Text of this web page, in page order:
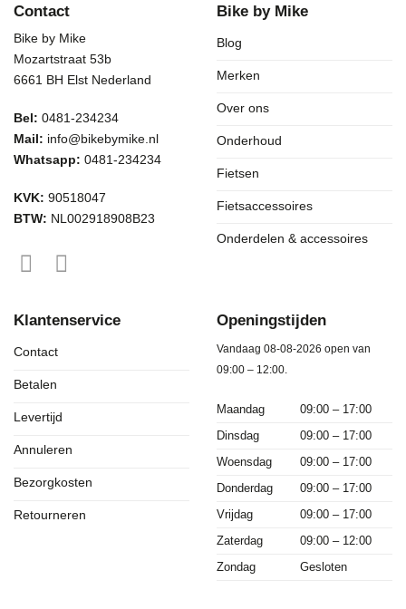
Contact
Bike by Mike
Mozartstraat 53b
6661 BH Elst Nederland
Bel: 0481-234234
Mail: info@bikebymike.nl
Whatsapp: 0481-234234
KVK: 90518047
BTW: NL002918908B23
Bike by Mike
Blog
Merken
Over ons
Onderhoud
Fietsen
Fietsaccessoires
Onderdelen & accessoires
Klantenservice
Contact
Betalen
Levertijd
Annuleren
Bezorgkosten
Retourneren
Openingstijden
Vandaag 08-08-2026 open van
09:00 – 12:00.
Maandag
09:00 – 17:00
Dinsdag
09:00 – 17:00
Woensdag
09:00 – 17:00
Donderdag
09:00 – 17:00
Vrijdag
09:00 – 17:00
Zaterdag
09:00 – 12:00
Zondag
Gesloten